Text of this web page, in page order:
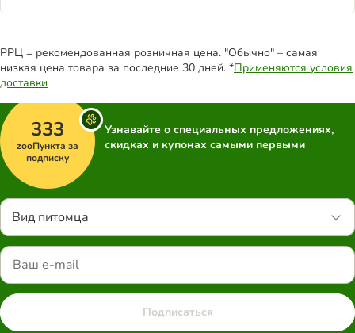
РРЦ = рекомендованная розничная цена. "Обычно" – самая
низкая цена товара за последние 30 дней. *Применяются условия
доставки
333
zooПункта за
подписку
Узнавайте о специальных предложениях,
скидках и купонах самыми первыми
Вид питомца
Подписаться